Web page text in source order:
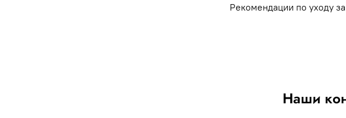
Рекомендации по уходу
Наши